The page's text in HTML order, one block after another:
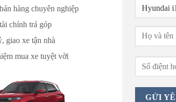
hàng chuyên nghiệp
chính trả góp
giao xe tận nhà
mua xe tuyệt vời
bảo hành xin vui lòng liên hệ số hotline sau:0257